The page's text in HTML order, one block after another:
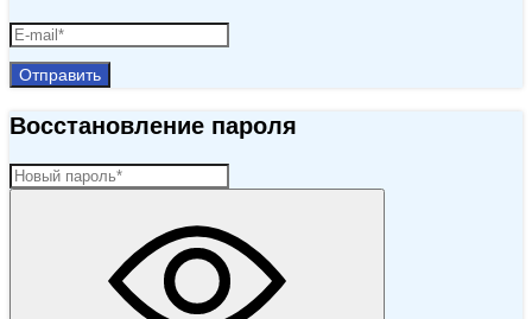
Отправить
Восстановление пароля